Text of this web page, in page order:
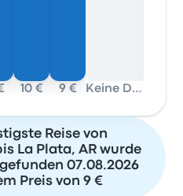
10 € 9 € Keine Daten
Reise von
La Plata, AR wurde
07.08.2026
Preis von 9 €